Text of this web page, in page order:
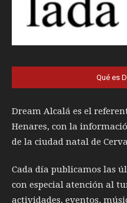
Qué es
Dream Alcalá es el
Henares, con la
de la ciudad natal de
Cada día publicamos las
con especial atención al
actividades, eventos,